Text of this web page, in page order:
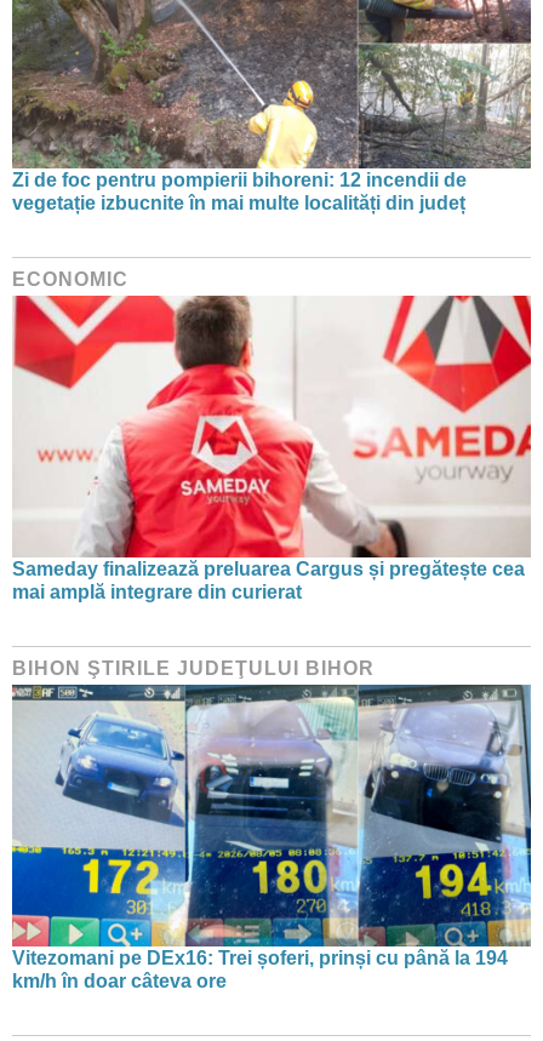
Zi de foc pentru pompierii bihoreni: 12 incendii de
vegetație izbucnite în mai multe localități din județ
ECONOMIC
Sameday finalizează preluarea Cargus și pregătește cea
mai amplă integrare din curierat
BIHON ŞTIRILE JUDEŢULUI BIHOR
Vitezomani pe DEx16: Trei șoferi, prinși cu până la 194
km/h în doar câteva ore